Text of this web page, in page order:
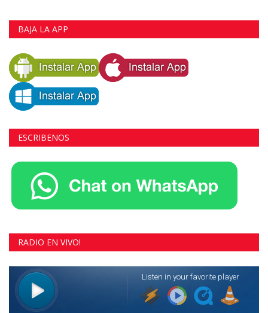
BAJA LA APP
ESCRIBENOS
RADIO EN VIVO!